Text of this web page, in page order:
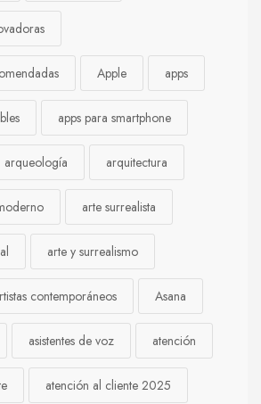
Apple apps
apps para smartphone
arqueología arquitectura
arte surrealista
arte y surrealismo
contemporáneos Asana
asistentes de voz atención
atención al cliente 2025